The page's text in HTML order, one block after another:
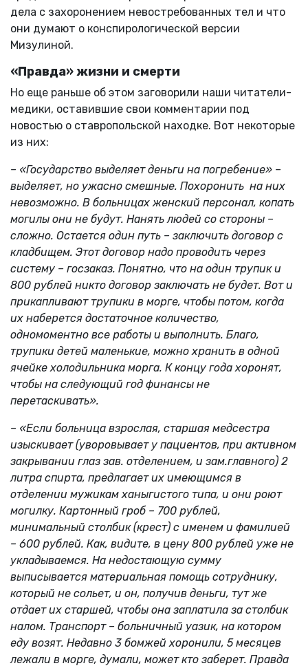
дела с захоронением невостребованных тел и что
они думают о конспирологической версии
Мизулиной.
«Правда» жизни и смерти
Но еще раньше об этом заговорили наши читатели-
медики, оставившие свои комментарии под
новостью о ставропольской находке. Вот некоторые
из них:
– «Государство выделяет деньги на погребение» –
выделяет, но ужасно смешные. Похоронить на них
невозможно. В больницах женский персонал, копать
могилы они не будут. Нанять людей со стороны –
сложно. Остается один путь – заключить договор с
кладбищем. Этот договор надо проводить через
систему – госзаказ. Понятно, что на один трупик и
800 рублей никто договор заключать не будет. Вот и
прикапливают трупики в морге, чтобы потом, когда
их наберется достаточное количество,
одномоментно все работы и выполнить. Благо,
трупики детей маленькие, можно хранить в одной
ячейке холодильника морга. К концу года хоронят,
чтобы на следующий год финансы не
перетаскивать».
– «Если больница взрослая, старшая медсестра
изыскивает (уворовывает у пациентов, при активном
закрывании глаз зав. отделением, и зам.главного) 2
литра спирта, предлагает их имеющимся в
отделении мужикам ханыгистого типа, и они роют
могилку. Картонный гроб – 700 рублей,
минимальный столбик (крест) с именем и фамилией
– 600 рублей. Как, видите, в цену 800 рублей уже не
укладываемся. На недостающую сумму
выписывается материальная помощь сотруднику,
который не сольет, и он, получив деньги, тут же
отдает их старшей, чтобы она заплатила за столбик
налом. Транспорт – больничный уазик, на котором
еду возят. Недавно 3 бомжей хоронили, 5 месяцев
лежали в морге, думали, может кто заберет. Правда